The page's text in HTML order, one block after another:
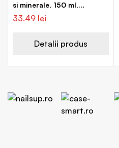
si minerale, 150 ml,
Vitabiotics
33.49 lei
Detalii produs